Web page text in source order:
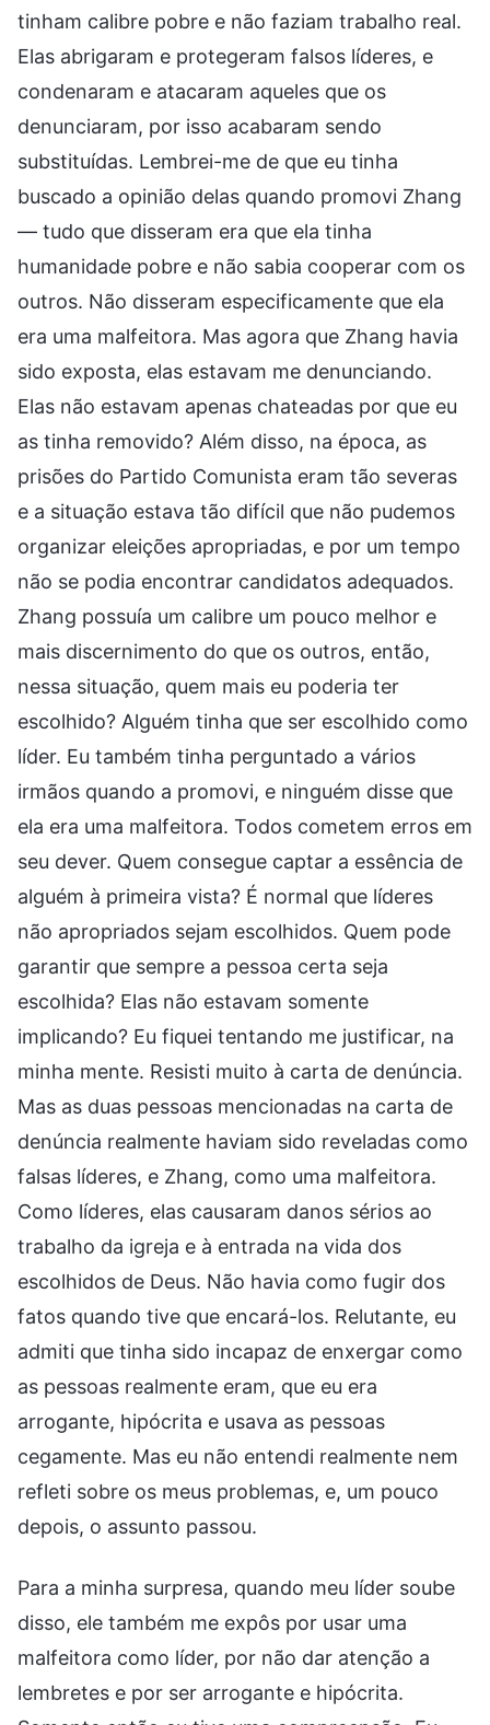
tinham calibre pobre e não faziam trabalho real.
Elas abrigaram e protegeram falsos líderes, e
condenaram e atacaram aqueles que os
denunciaram, por isso acabaram sendo
substituídas. Lembrei-me de que eu tinha
buscado a opinião delas quando promovi Zhang
— tudo que disseram era que ela tinha
humanidade pobre e não sabia cooperar com os
outros. Não disseram especificamente que ela
era uma malfeitora. Mas agora que Zhang havia
sido exposta, elas estavam me denunciando.
Elas não estavam apenas chateadas por que eu
as tinha removido? Além disso, na época, as
prisões do Partido Comunista eram tão severas
e a situação estava tão difícil que não pudemos
organizar eleições apropriadas, e por um tempo
não se podia encontrar candidatos adequados.
Zhang possuía um calibre um pouco melhor e
mais discernimento do que os outros, então,
nessa situação, quem mais eu poderia ter
escolhido? Alguém tinha que ser escolhido como
líder. Eu também tinha perguntado a vários
irmãos quando a promovi, e ninguém disse que
ela era uma malfeitora. Todos cometem erros em
seu dever. Quem consegue captar a essência de
alguém à primeira vista? É normal que líderes
não apropriados sejam escolhidos. Quem pode
garantir que sempre a pessoa certa seja
escolhida? Elas não estavam somente
implicando? Eu fiquei tentando me justificar, na
minha mente. Resisti muito à carta de denúncia.
Mas as duas pessoas mencionadas na carta de
denúncia realmente haviam sido reveladas como
falsas líderes, e Zhang, como uma malfeitora.
Como líderes, elas causaram danos sérios ao
trabalho da igreja e à entrada na vida dos
escolhidos de Deus. Não havia como fugir dos
fatos quando tive que encará-los. Relutante, eu
admiti que tinha sido incapaz de enxergar como
as pessoas realmente eram, que eu era
arrogante, hipócrita e usava as pessoas
cegamente. Mas eu não entendi realmente nem
refleti sobre os meus problemas, e, um pouco
depois, o assunto passou.
Para a minha surpresa, quando meu líder soube
disso, ele também me expôs por usar uma
malfeitora como líder, por não dar atenção a
lembretes e por ser arrogante e hipócrita.